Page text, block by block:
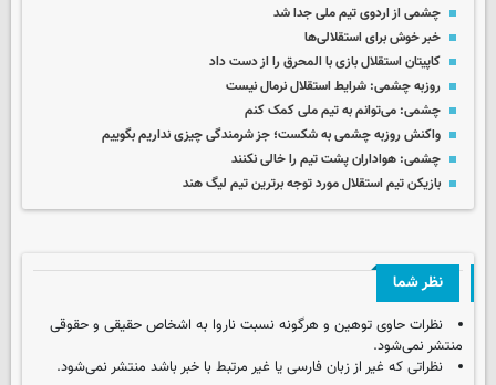
چشمی از اردوی تیم ملی جدا شد
خبر خوش برای استقلالی‌ها
کاپیتان استقلال بازی با المحرق را از دست داد
روزبه چشمی: شرایط استقلال نرمال نیست
چشمی: می‌توانم به تیم ملی کمک کنم
واکنش روزبه چشمی به شکست؛ جز شرمندگی چیزی نداریم بگوییم
چشمی: هواداران پشت تیم را خالی نکنند
بازیکن تیم استقلال مورد توجه برترین تیم لیگ هند
نظر شما
نظرات حاوی توهین و هرگونه نسبت ناروا به اشخاص حقیقی و حقوقی
منتشر نمی‌شود.
نظراتی که غیر از زبان فارسی یا غیر مرتبط با خبر باشد منتشر نمی‌شود.